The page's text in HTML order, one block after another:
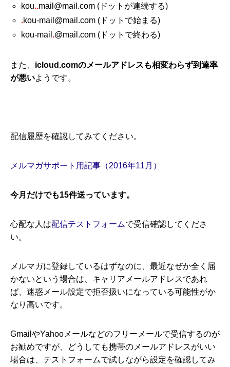
kou..mail@mail.com (ドットが連続する)
.kou-mail@mail.com (ドットで始まる)
kou-mail .@mail.com (ドットで終わる)
また、 icloud.comのメールアドレスも相変わらず到達率
が悪いようです。
配信履歴を確認してみてください。
メルマガサポート用記事（2016年11月）
今月だけでも15件送っています。
心配な人は配信テストフォームで受信確認してくださ
い。
メルマガに登録しているはずなのに、最近なぜか全く届
かないという場合は、キャリアメールアドレスであれ
ば、迷惑メール設定で拒否扱いになっている可能性がか
なり高いです。
GmailやYahooメールなどのフリーメールで受信するのが
お勧めですが、どうしても携帯のメールアドレスがいい
場合は、テストフォームで試しながら設定を確認してみ